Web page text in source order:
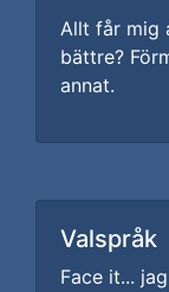
Allt får mig
bättre?
annat.
Valspråk
Face it...